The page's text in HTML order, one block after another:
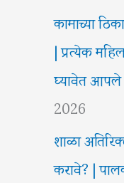
कामाच्या
| प्रत्येक
घ्यावेत
2026
शाळा
करावे? |